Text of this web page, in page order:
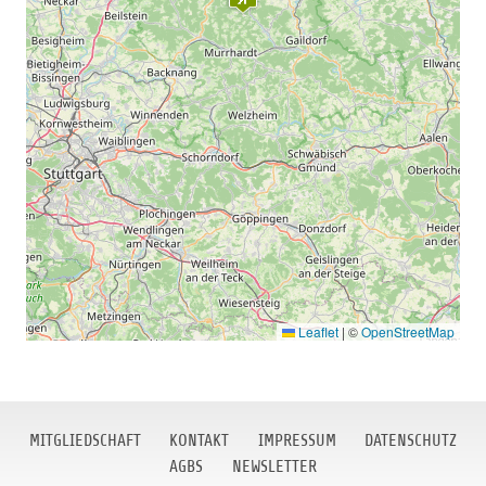
Einmal ganz abgesehen vom gesellschaftlichen Wert des
aktiven Clublebens! Sie sichern sich mit der Mitgliedschaft
im Golfclub Marhördt, optimale Trainingsmöglichkeiten
und die Spielberechtigung auf einem der wohl schönsten
und gepflegtesten Plätze des Schwäbisch-Fränkischen
Waldes.
Als offiziell anerkannter Golfclub im Deutschen
Golfverband (DGV), führen wir Ihre Handicapverwaltung
auf dem sogenannten Vorgabenstammblatt.
Selbstverständlich stehen wir Ihnen für Fragen rund um
die Mitgliedschaft im Golfclub Marhördt unter derTel.zur
Leaflet | ©OpenStreetMap
MITGLIEDSCHAFT KONTAKT IMPRESSUM
DATENSCHUTZ
AGBS
NEWSLETTER